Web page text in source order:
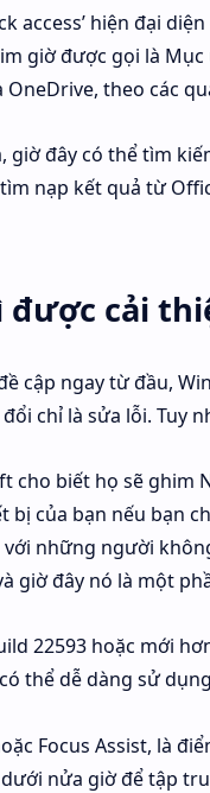
access’ hiện đại
giờ được gọi là
OneDrive, theo các
giờ đây có thể tìm
nạp kết quả từ
được cải
cập ngay từ đầu,
chỉ là sửa lỗi. Tuy
cho biết họ sẽ ghim
bị của bạn nếu bạn
với những người
giờ đây nó là một
22593 hoặc mới
thể dễ dàng sử
hoặc Focus Assist, là
nửa giờ để tập